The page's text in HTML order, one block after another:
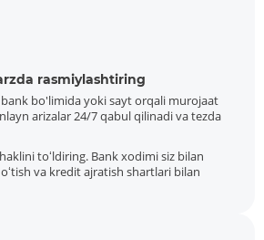
rasmiylashtiring
bo'limida yoki sayt orqali murojaat
arizalar 24/7 qabul qilinadi va tezda
toʻldiring. Bank xodimi siz bilan
va kredit ajratish shartlari bilan